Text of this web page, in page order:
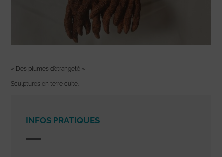
« Des plumes d’étrangeté »
Sculptures en terre cuite.
INFOS PRATIQUES